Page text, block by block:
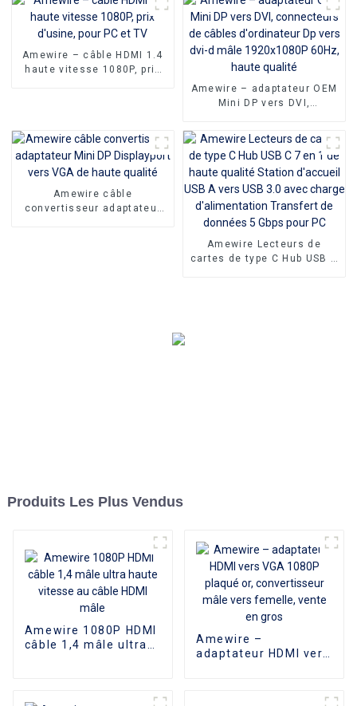
connecteurs plaqués or en
filet en Nylon
Amewire – câble HDMI 1.4
haute vitesse 1080P, prix
Amewire – adaptateur OEM
Mini DP vers DVI,
d'ordinateur Dp vers dvi-d
mâle 1920x1080P 60Hz,
haute qualité
Amewire câble
convertisseur adaptateur
Amewire Lecteurs de
cartes de type C Hub USB C
Produits Les Plus Vendus
Amewire 1080P HDMI
câble 1,4 mâle ultra
Amewire –
adaptateur HDMI vers